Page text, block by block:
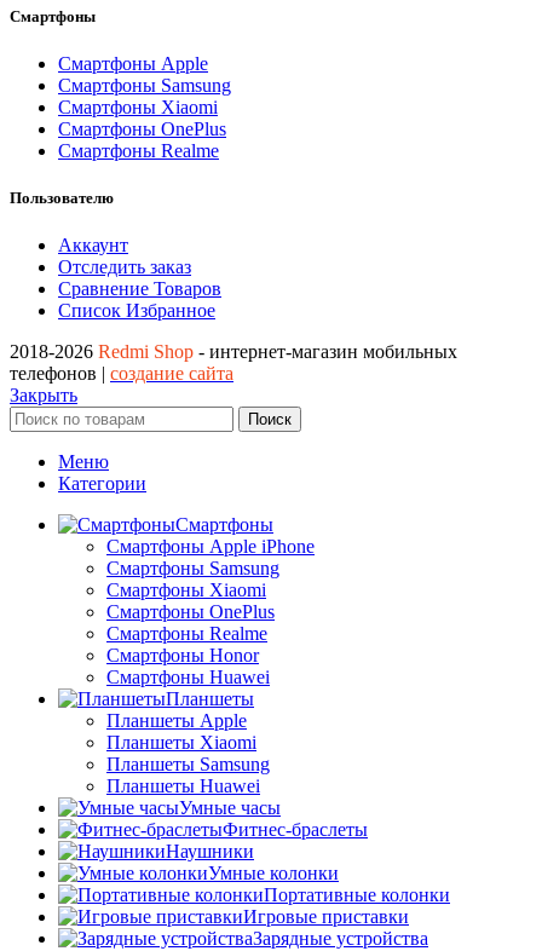
Смартфоны
Смартфоны Apple
Смартфоны Samsung
Смартфоны Xiaomi
Смартфоны OnePlus
Смартфоны Realme
Пользователю
Аккаунт
Отследить заказ
Сравнение Товаров
Список Избранное
2018-2026 Redmi Shop - интернет-магазин мобильных
телефонов | создание сайта
Закрыть
Поиск
Меню
Категории
Смартфоны
Смартфоны Apple iPhone
Смартфоны Samsung
Смартфоны Xiaomi
Смартфоны OnePlus
Смартфоны Realme
Смартфоны Honor
Смартфоны Huawei
Планшеты
Планшеты Apple
Планшеты Xiaomi
Планшеты Samsung
Планшеты Huawei
Умные часы
Фитнес-браслеты
Наушники
Умные колонки
Портативные колонки
Игровые приставки
Зарядные устройства